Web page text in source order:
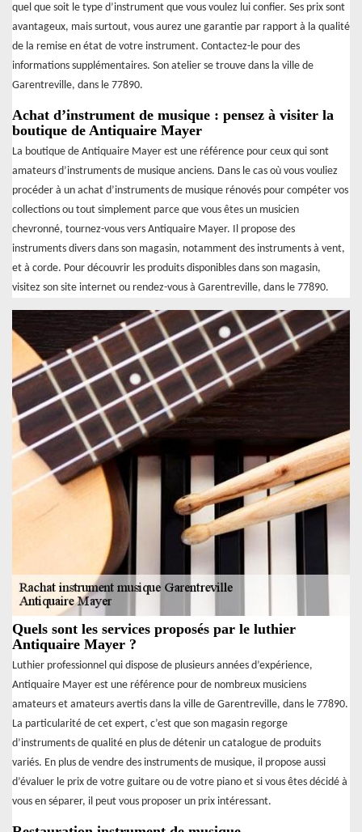
quel que soit le type d’instrument que vous voulez lui confier. Ses prix sont
avantageux, mais surtout, vous aurez une garantie par rapport à la qualité
de la remise en état de votre instrument. Contactez-le pour des
informations supplémentaires. Son atelier se trouve dans la ville de
Garentreville, dans le 77890.
Achat d’instrument de musique : pensez à visiter la
boutique de Antiquaire Mayer
La boutique de Antiquaire Mayer est une référence pour ceux qui sont
amateurs d’instruments de musique anciens. Dans le cas où vous vouliez
procéder à un achat d’instruments de musique rénovés pour compéter vos
collections ou tout simplement parce que vous êtes un musicien
chevronné, tournez-vous vers Antiquaire Mayer. Il propose des
instruments divers dans son magasin, notamment des instruments à vent,
et à corde. Pour découvrir les produits disponibles dans son magasin,
visitez son site internet ou rendez-vous à Garentreville, dans le 77890.
Quels sont les services proposés par le luthier
Antiquaire Mayer ?
Luthier professionnel qui dispose de plusieurs années d’expérience,
Antiquaire Mayer est une référence pour de nombreux musiciens
amateurs et amateurs avertis dans la ville de Garentreville, dans le 77890.
La particularité de cet expert, c’est que son magasin regorge
d’instruments de qualité en plus de détenir un catalogue de produits
variés. En plus de vendre des instruments de musique, il propose aussi
d’évaluer le prix de votre guitare ou de votre piano et si vous êtes décidé à
vous en séparer, il peut vous proposer un prix intéressant.